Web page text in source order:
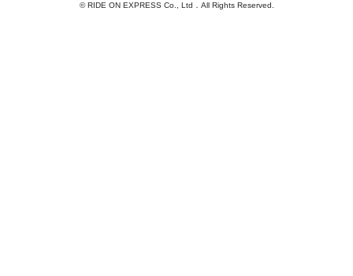
© RIDE ON EXPRESS Co., Ltd．All Rights Reserved.